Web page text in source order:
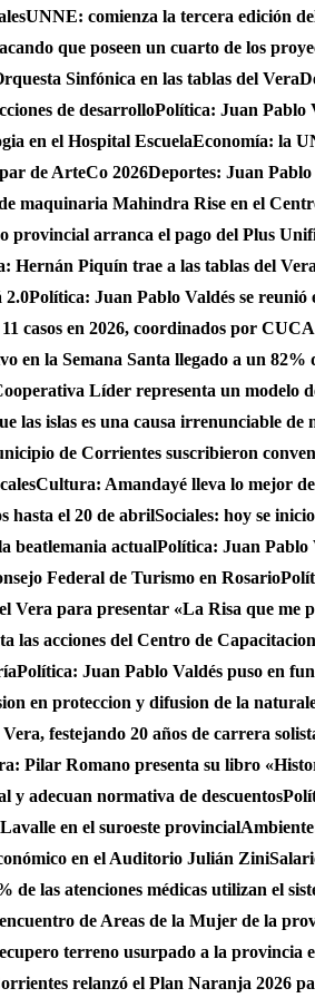
UNNE: comienza la tercera edición
que poseen un cuarto de los
Sinfónica en las tablas del Vera
de desarrolloPolítica: Juan Pablo
en el Hospital EscuelaEconomía: la
de ArteCo 2026Deportes: Juan
maquinaria Mahindra Rise en el
provincial arranca el pago del Plus
Hernán Piquín trae a las tablas del
2.0Política: Juan Pablo Valdés se
casos en 2026, coordinados por
en la Semana Santa llegado a un 82%
Líder representa un modelo
las islas es una causa irrenunciable de
de Corrientes suscribieron
Cultura: Amandayé lleva lo mejor de
hasta el 20 de abrilSociales: hoy se
beatlemania actualPolítica: Juan Pablo
Federal de Turismo en Rosario
Vera para presentar «La Risa que me
las acciones del Centro de
Política: Juan Pablo Valdés puso en
en proteccion y difusion de la
festejando 20 años de carrera
Pilar Romano presenta su libro
y adecuan normativa de descuentos
en el suroeste provincial
en el Auditorio Julián Zini
de las atenciones médicas utilizan el
de Areas de la Mujer de la
terreno usurpado a la provincia
relanzó el Plan Naranja 2026